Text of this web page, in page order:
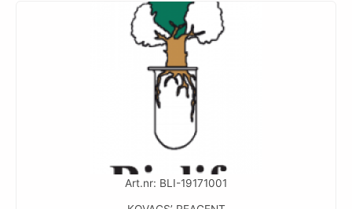
Art.nr: BLI-19171001